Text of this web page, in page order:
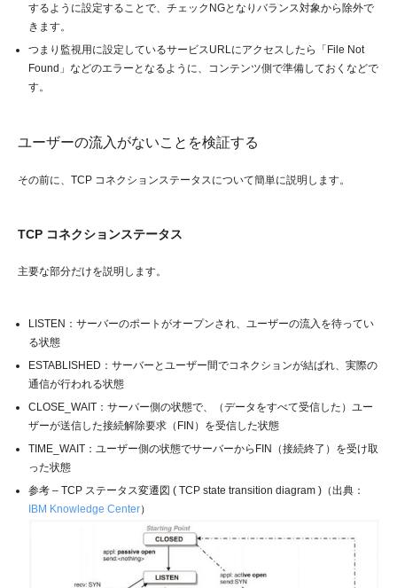
するように設定することで、チェックNGとなりバランス対象から除外で
きます。
つまり監視用に設定しているサービスURLにアクセスしたら「File Not
Found」などのエラーとなるように、コンテンツ側で準備しておくなどで
す。
ユーザーの流入がないことを検証する
その前に、TCP コネクションステータスについて簡単に説明します。
TCP コネクションステータス
主要な部分だけを説明します。
LISTEN：サーバーのポートがオープンされ、ユーザーの流入を待ってい
る状態
ESTABLISHED：サーバーとユーザー間でコネクションが結ばれ、実際の
通信が行われる状態
CLOSE_WAIT：サーバー側の状態で、（データをすべて受信した）ユー
ザーが送信した接続解除要求（FIN）を受信した状態
TIME_WAIT：ユーザー側の状態でサーバーからFIN（接続終了）を受け取
った状態
参考 – TCP ステータス変遷図 ( TCP state transition diagram )（出典：
IBM Knowledge Center）